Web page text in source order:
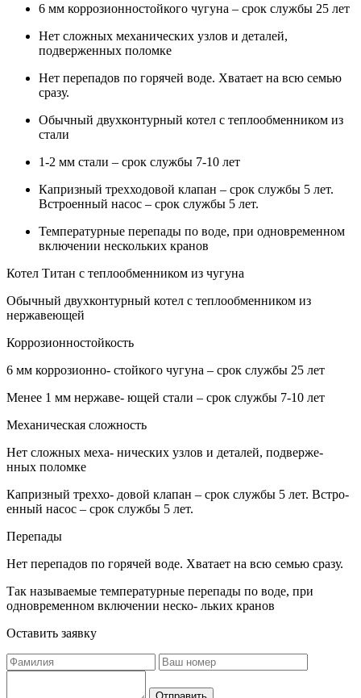
6 мм коррозионностойкого чугуна – срок службы 25 лет
Нет сложных механических узлов и деталей,
подверженных поломке
Нет перепадов по горячей воде. Хватает на всю семью
сразу.
Обычный двухконтурный котел с теплообменником из
стали
1-2 мм стали – срок службы 7-10 лет
Капризный трехходовой клапан – срок службы 5 лет.
Встроенный насос – срок службы 5 лет.
Температурные перепады по воде, при одновременном
включении нескольких кранов
Котел Титан с теплообменником из чугуна
Обычный двухконтурный котел с теплообменником из
нержавеющей
Коррозионностойкость
6 мм коррозионно- стойкого чугуна – срок службы 25 лет
Менее 1 мм нержаве- ющей стали – срок службы 7-10 лет
Механическая сложность
Нет сложных меха- нических узлов и деталей, подверже-
нных поломке
Капризный треххо- довой клапан – срок службы 5 лет. Встро-
енный насос – срок службы 5 лет.
Перепады
Нет перепадов по горячей воде. Хватает на всю семью сразу.
Так называемые температурные перепады по воде, при
одновременном включении неско- льких кранов
Оставить заявку